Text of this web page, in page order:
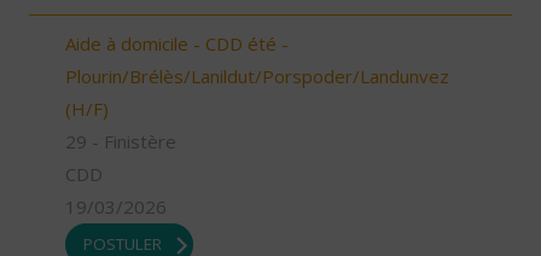
Aide à domicile - CDD été -
Plourin/Brélès/Lanildut/Porspoder/Landunvez
(H/F)
29 - Finistère
CDD
19/03/2026
POSTULER